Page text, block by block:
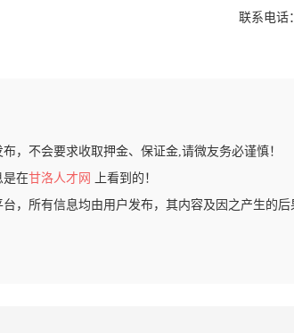
联系电话：
，不会要求收取押金、保证金,请微友务必谨慎！
是在甘洛人才网
上看到的！
，所有信息均由用户发布，其内容及因之产生的